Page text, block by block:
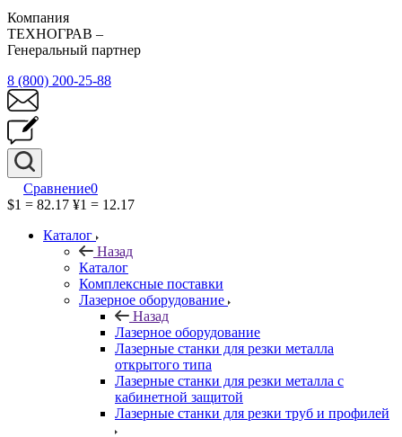
Компания
ТЕХНОГРАВ –
Генеральный партнер
8 (800) 200-25-88
Сравнение0
$1 = 82.17 ¥1 = 12.17
Каталог
Назад
Каталог
Комплексные поставки
Лазерное оборудование
Назад
Лазерное оборудование
Лазерные станки для резки металла
открытого типа
Лазерные станки для резки металла с
кабинетной защитой
Лазерные станки для резки труб и профилей